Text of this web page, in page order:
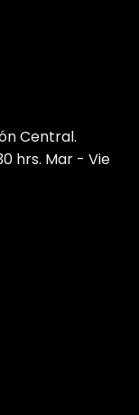
Central.
hrs. Mar - Vie